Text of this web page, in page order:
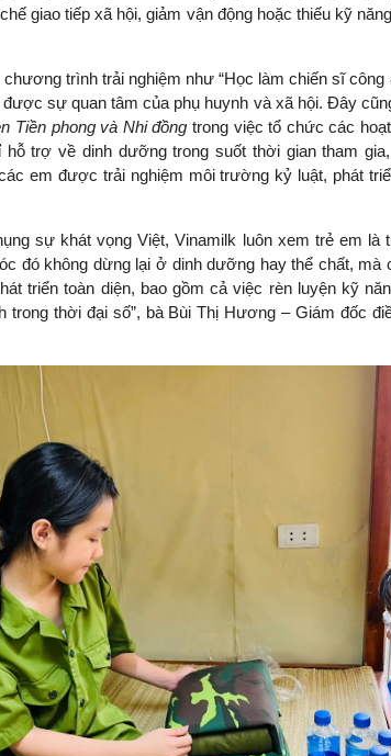
giao tiếp xã hội, giảm vận động hoặc thiếu kỹ
trình trải nghiệm như “Học làm chiến sĩ công
sự quan tâm của phụ huynh và xã hội. Đây
Tiền phong và Nhi đồng trong việc tổ chức các
trợ về dinh dưỡng trong suốt thời gian tham
em được trải nghiệm môi trường kỷ luật, phát
sự khát vọng Việt, Vinamilk luôn xem trẻ em là
đó không dừng lại ở dinh dưỡng hay thể chất, mà
triển toàn diện, bao gồm cả việc rèn luyện kỹ
trong thời đại số”, bà Bùi Thị Hương – Giám đốc
rất nhiều việc phải làm
từ bây giờ và trên thực tế
được tiến hành như tăng
tư cho khoa học công
ban hành các cơ chế
khích đổi mới sáng tạo,
nghiệp..."
Việc sử
nghĩa
đóng
tăng